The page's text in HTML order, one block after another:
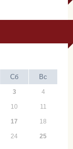
Сб Вс
3 4
10 11
17 18
24 25